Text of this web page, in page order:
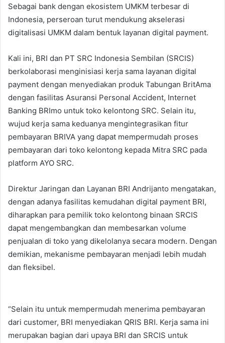
Sebagai bank dengan ekosistem UMKM terbesar di
Indonesia, perseroan turut mendukung akselerasi
digitalisasi UMKM dalam bentuk layanan digital payment.
Kali ini, BRI dan PT SRC Indonesia Sembilan (SRCIS)
berkolaborasi menginisiasi kerja sama layanan digital
payment dengan menyediakan produk Tabungan BritAma
dengan fasilitas Asuransi Personal Accident, Internet
Banking BRImo untuk toko kelontong SRC. Selain itu,
wujud kerja sama keduanya mengintegrasikan fitur
pembayaran BRIVA yang dapat mempermudah proses
pembayaran dari toko kelontong kepada Mitra SRC pada
platform AYO SRC.
Direktur Jaringan dan Layanan BRI Andrijanto mengatakan,
dengan adanya fasilitas kemudahan digital payment BRI,
diharapkan para pemilik toko kelontong binaan SRCIS
dapat mengembangkan dan membesarkan volume
penjualan di toko yang dikelolanya secara modern. Dengan
demikian, mekanisme pembayaran menjadi lebih mudah
dan fleksibel.
“Selain itu untuk mempermudah menerima pembayaran
dari customer, BRI menyediakan QRIS BRI. Kerja sama ini
merupakan bagian dari upaya BRI dan SRCIS untuk